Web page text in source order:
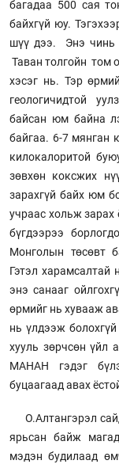
багадаа 500 сая
байхгүй юу.
шүү дээ. Энэ чинь
Таван толгойн том
хэсэг нь. Тэр
геологичидтой
байсан юм байна
байгаа. 6-7 мянган
килокалоритой
зөвхөн коксжих
зарахгүй байх юм
учраас хольж
бүгдээрээ
Монголын төсөвт
Гэтэл харамсалтай
энэ санааг
өрмийг нь хувааж
нь үлдээж
хууль зөрчсөн үйл
МАНАН гэдэг
буцаагаад авах
О.Алтангэрэл
ярьсан байж
мэдэн будилаад